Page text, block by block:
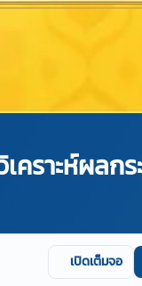
คราะห์ผล
เปิดเต็มจอ